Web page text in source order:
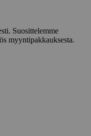
Suosittelemme
myyntipakkauksesta.